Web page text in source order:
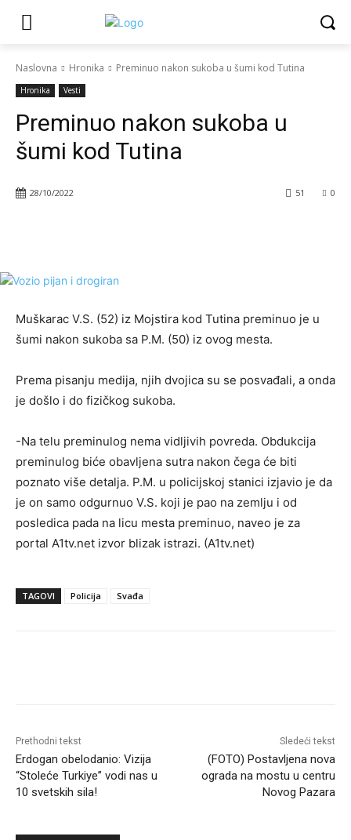
Naslovna Hronika Preminuo nakon sukoba u šumi kod Tutina
Hronika Vesti
Preminuo nakon sukoba u
šumi kod Tutina
28/10/2022 0
51
Muškarac V.S. (52) iz Mojstira kod Tutina preminuo je u
šumi nakon sukoba sa P.M. (50) iz ovog mesta.
Prema pisanju medija, njih dvojica su se posvađali, a onda
je došlo i do fizičkog sukoba.
-Na telu preminulog nema vidljivih povreda. Obdukcija
preminulog biće obavljena sutra nakon čega će biti
poznato više detalja. P.M. u policijskoj stanici izjavio je da
je on samo odgurnuo V.S. koji je pao na zemlju i od
posledica pada na licu mesta preminuo, naveo je za
portal A1tv.net izvor blizak istrazi. (A1tv.net)
TAGOVI Policija Svađa
Prethodni tekst
Erdogan obelodanio: Vizija
“Stoleće Turkiye” vodi nas u
10 svetskih sila!
Sledeći tekst
(FOTO) Postavljena nova
ograda na mostu u centru
Novog Pazara